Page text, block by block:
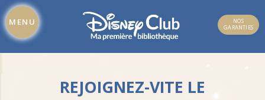
MENU
REJOIGNEZ-VITE LE
NOS
GARANTIES